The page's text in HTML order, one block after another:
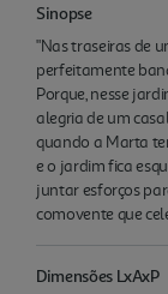
Sinopse
"Nas traseiras de
perfeitamente
Porque, nesse
alegria de um
quando a Marta
e o jardim fica
juntar esforços
comovente que
Dimensões LxAxP